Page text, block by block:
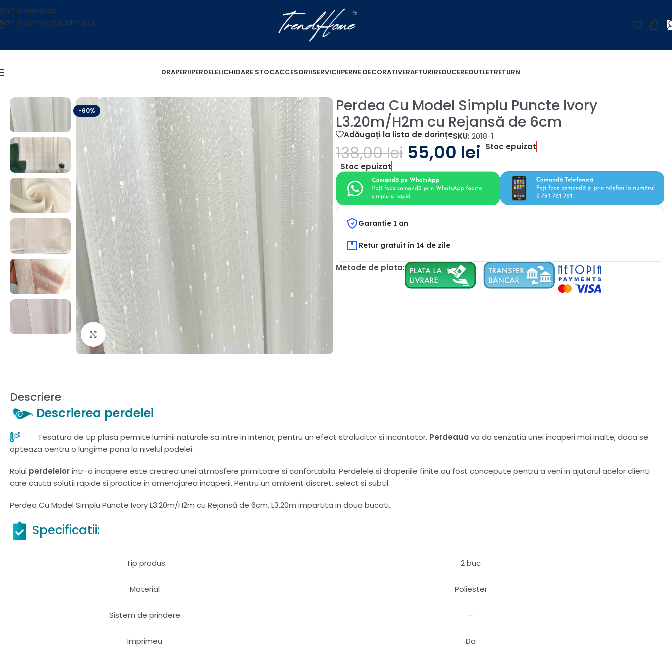
Salt la navigare
Salt la conținutul principal
DRAPERIIPERDELELICHIDARE STOCACCESORIISERVICIIPERNE DECORATIVERAFTURIREDUCEREOUTLETRETURN
-60%
Fă clic pentru a mări
Perdea Cu Model Simplu Puncte Ivory
L3.20m/H2m cu Rejansă de 6cm
Adăugați la lista de dorințeSKU: 2018-1
138,00lei 55,00 lei Stoc epuizat
Stoc epuizat
Garantie 1 an
Retur gratuit în 14 de zile
Metode de plata:
Descriere
Descrierea perdelei
Tesatura de tip plasa permite luminii naturale sa intre in interior, pentru un efect stralucitor si incantator. Perdeaua va da senzatia unei incaperi mai inalte, daca se
opteaza oentru o lungime pana la nivelul podelei.
Rolul perdelelorintr-o incapere este crearea unei atmosfere primitoare si confortabila. Perdelele si draperiile finite au fost concepute pentru a veni in ajutorul acelor clienti
care cauta solutii rapide si practice in amenajarea incaperii. Pentru un ambient discret, select si subtil.
Perdea Cu Model Simplu Puncte Ivory L3.20m/H2m cu Rejansă de 6cm. L3.20m impartita in doua bucati.
Specificatii:
Tip produs 2 buc
Material Poliester
Sistem de prindere –
Imprimeu Da